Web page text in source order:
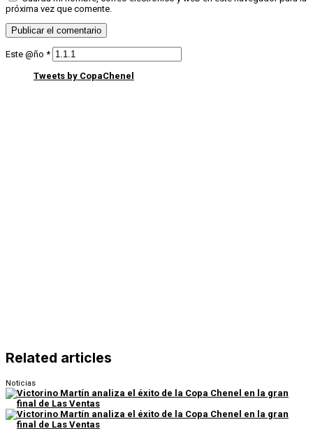
próxima vez que comente.
Este @ño *
Tweets by CopaChenel
Related articles
Noticias